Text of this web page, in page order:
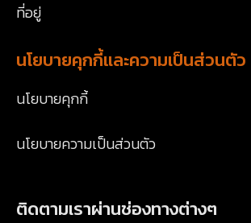
ที่อยู่
นโยบายคุกกี้และความเป็นส่วนตัว
นโยบายคุกกี้
นโยบายความเป็นส่วนตัว
ติดตามเราผ่านช่องทางต่างๆ